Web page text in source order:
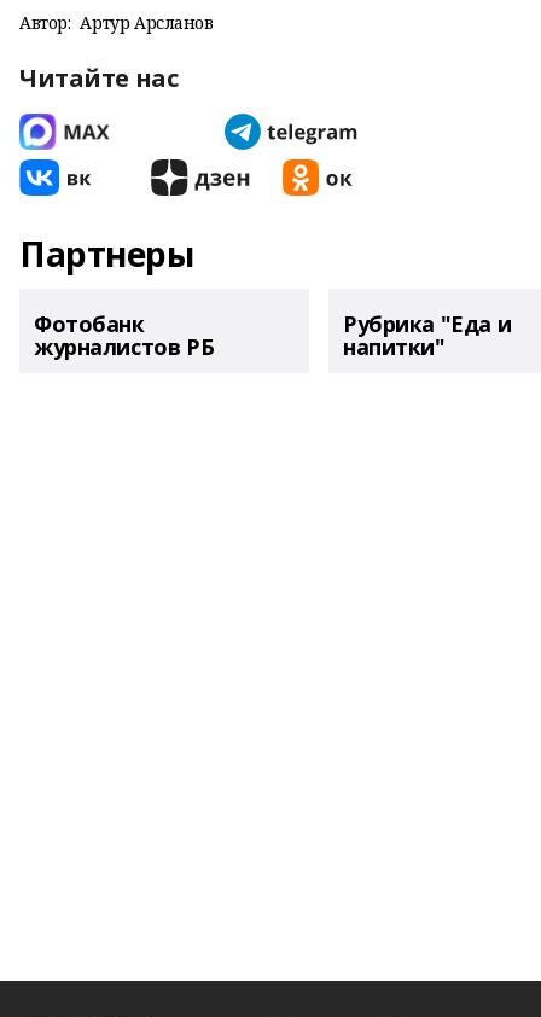
Автор: Артур Арсланов
Читайте нас
Партнеры
Фотобанк
журналистов РБ
Рубрика "Еда и
напитки"